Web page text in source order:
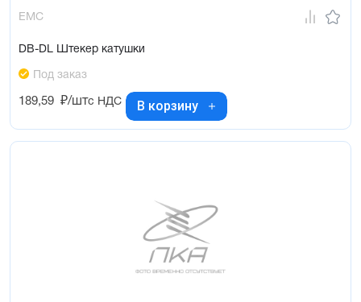
EMC
DB-DL Штекер катушки
Под заказ
189,59 ₽/штс НДС В корзину